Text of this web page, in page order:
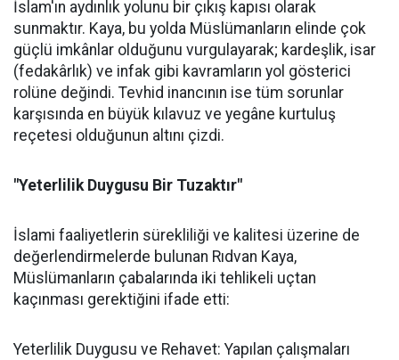
İslam'ın aydınlık yolunu bir çıkış kapısı olarak
sunmaktır. Kaya, bu yolda Müslümanların elinde çok
güçlü imkânlar olduğunu vurgulayarak; kardeşlik, isar
(fedakârlık) ve infak gibi kavramların yol gösterici
rolüne değindi. Tevhid inancının ise tüm sorunlar
karşısında en büyük kılavuz ve yegâne kurtuluş
reçetesi olduğunun altını çizdi.
"Yeterlilik Duygusu Bir Tuzaktır"
İslami faaliyetlerin sürekliliği ve kalitesi üzerine de
değerlendirmelerde bulunan Rıdvan Kaya,
Müslümanların çabalarında iki tehlikeli uçtan
kaçınması gerektiğini ifade etti:
Yeterlilik Duygusu ve Rehavet: Yapılan çalışmaları